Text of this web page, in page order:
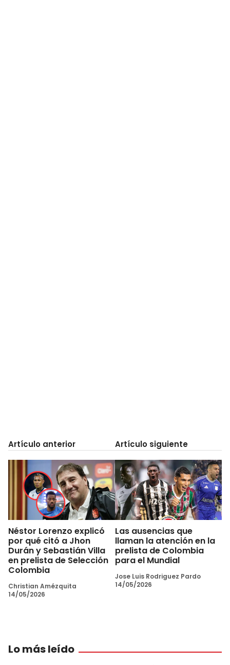
Artículo anterior
Néstor Lorenzo explicó
por qué citó a Jhon
Durán y Sebastián Villa
en prelista de Selección
Colombia
Christian Amézquita
14/05/2026
Artículo siguiente
Las ausencias que
llaman la atención en la
prelista de Colombia
para el Mundial
Jose Luis Rodriguez Pardo
14/05/2026
Lo más leído